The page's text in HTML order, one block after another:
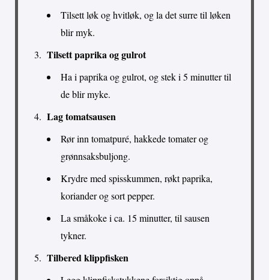
Tilsett løk og hvitløk, og la det surre til løken
blir myk.
Tilsett paprika og gulrot
Ha i paprika og gulrot, og stek i 5 minutter til
de blir myke.
Lag tomatsausen
Rør inn tomatpuré, hakkede tomater og
grønnsaksbuljong.
Krydre med spisskummen, røkt paprika,
koriander og sort pepper.
La småkoke i ca. 15 minutter, til sausen
tykner.
Tilbered klippfisken